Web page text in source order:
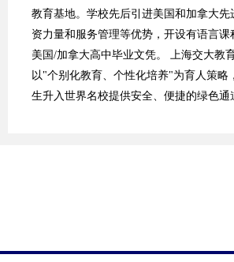
教育基地。学校先后引进美国和加拿大
资力量和服务管理等优势，开设有语言
美国/加拿大高中毕业文凭。 上海交大教
以"个别化教育、个性化培养"为育人策
生升入世界名校提供安全、便捷的绿色